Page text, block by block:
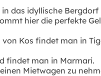
das idyllische
hier die perfekte
Kos findet man in
findet man in Marmari.
Mietwagen zu